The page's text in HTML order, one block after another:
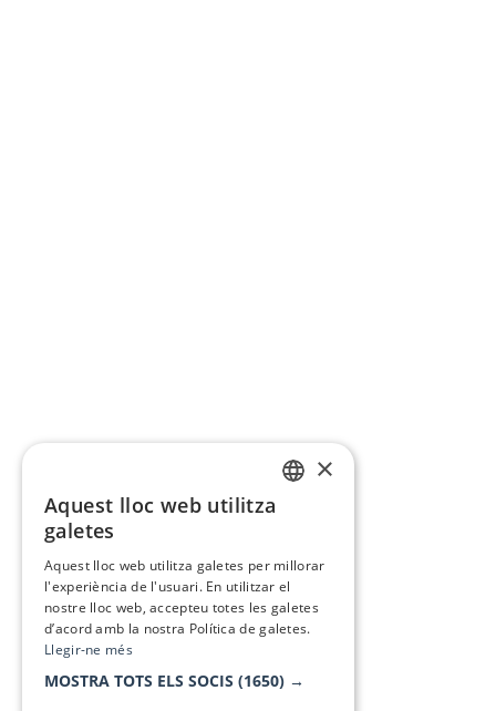
×
Aquest lloc web utilitza
galetes
Aquest lloc web utilitza galetes per millorar
l'experiència de l'usuari. En utilitzar el
nostre lloc web, accepteu totes les galetes
d’acord amb la nostra Política de galetes.
Llegir-ne més
MOSTRA TOTS ELS SOCIS (1650) →